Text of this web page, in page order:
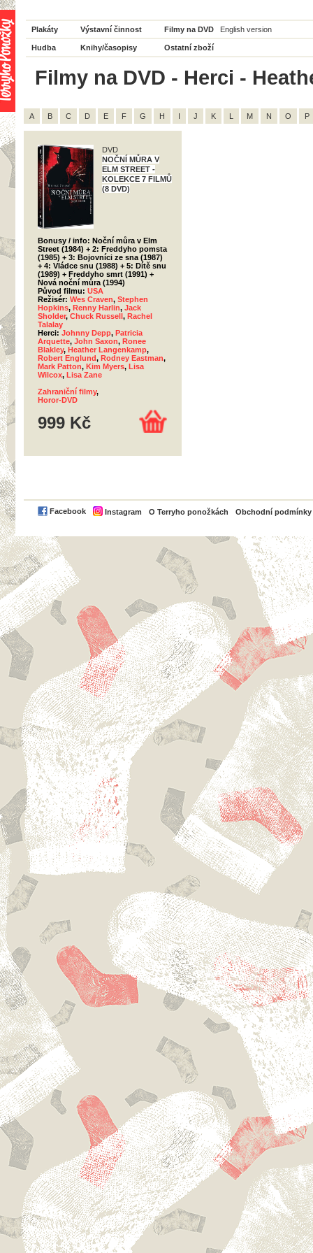
Plakáty Výstavní činnost Filmy na DVD English version
Hudba Knihy/časopisy Ostatní zboží
Filmy na DVD - Herci -
A B C D E F G H I J K L M N O P
DVD
NOČNÍ MŮRA V
ELM STREET -
KOLEKCE 7 FILMŮ
(8 DVD)
Bonusy / info: Noční můra v Elm
Street (1984) + 2: Freddyho pomsta
(1985) + 3: Bojovníci ze sna (1987)
+ 4: Vládce snu (1988) + 5: Dítě snu
(1989) + Freddyho smrt (1991) +
Nová noční můra (1994)
Původ filmu: USA
Režisér: Wes Craven, Stephen
Hopkins, Renny Harlin, Jack
Sholder, Chuck Russell, Rachel
Talalay
Herci: Johnny Depp, Patricia
Arquette, John Saxon, Ronee
Blakley, Heather Langenkamp,
Robert Englund, Rodney Eastman,
Mark Patton, Kim Myers, Lisa
Wilcox, Lisa Zane
Zahraniční filmy,
Horor-DVD
999 Kč
Facebook Instagram O Terryho ponožkách Obchodní podmínky
PayPal